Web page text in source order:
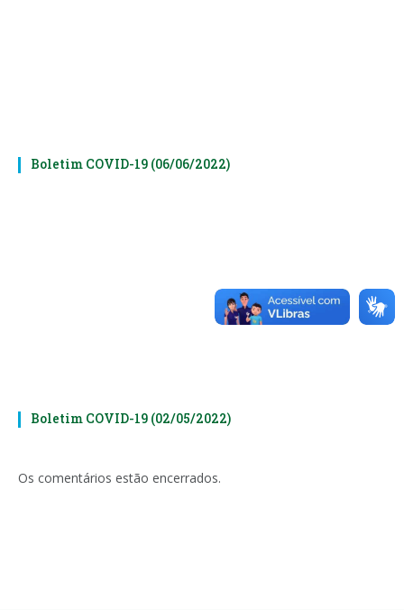
Boletim COVID-19 (06/06/2022)
Boletim COVID-19 (02/05/2022)
Os comentários estão encerrados.